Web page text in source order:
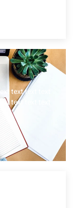
text text text
text text text